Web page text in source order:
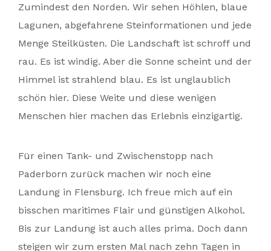
Zumindest den Norden. Wir sehen Höhlen, blaue
Lagunen, abgefahrene Steinformationen und jede
Menge Steilküsten. Die Landschaft ist schroff und
rau. Es ist windig. Aber die Sonne scheint und der
Himmel ist strahlend blau. Es ist unglaublich
schön hier. Diese Weite und diese wenigen
Menschen hier machen das Erlebnis einzigartig.
Für einen Tank- und Zwischenstopp nach
Paderborn zurück machen wir noch eine
Landung in Flensburg. Ich freue mich auf ein
bisschen maritimes Flair und günstigen Alkohol.
Bis zur Landung ist auch alles prima. Doch dann
steigen wir zum ersten Mal nach zehn Tagen in